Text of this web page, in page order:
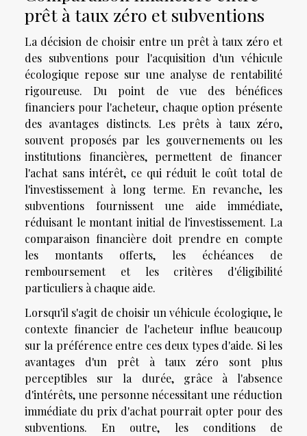
prêt à taux zéro et subventions
La décision de choisir entre un prêt à taux zéro et
des subventions pour l'acquisition d'un véhicule
écologique repose sur une analyse de rentabilité
rigoureuse. Du point de vue des bénéfices
financiers pour l'acheteur, chaque option présente
des avantages distincts. Les prêts à taux zéro,
souvent proposés par les gouvernements ou les
institutions financières, permettent de financer
l'achat sans intérêt, ce qui réduit le coût total de
l'investissement à long terme. En revanche, les
subventions fournissent une aide immédiate,
réduisant le montant initial de l'investissement. La
comparaison financière doit prendre en compte
les montants offerts, les échéances de
remboursement et les critères d'éligibilité
particuliers à chaque aide.
Lorsqu'il s'agit de choisir un véhicule écologique, le
contexte financier de l'acheteur influe beaucoup
sur la préférence entre ces deux types d'aide. Si les
avantages d'un prêt à taux zéro sont plus
perceptibles sur la durée, grâce à l'absence
d'intérêts, une personne nécessitant une réduction
immédiate du prix d'achat pourrait opter pour des
subventions. En outre, les conditions de